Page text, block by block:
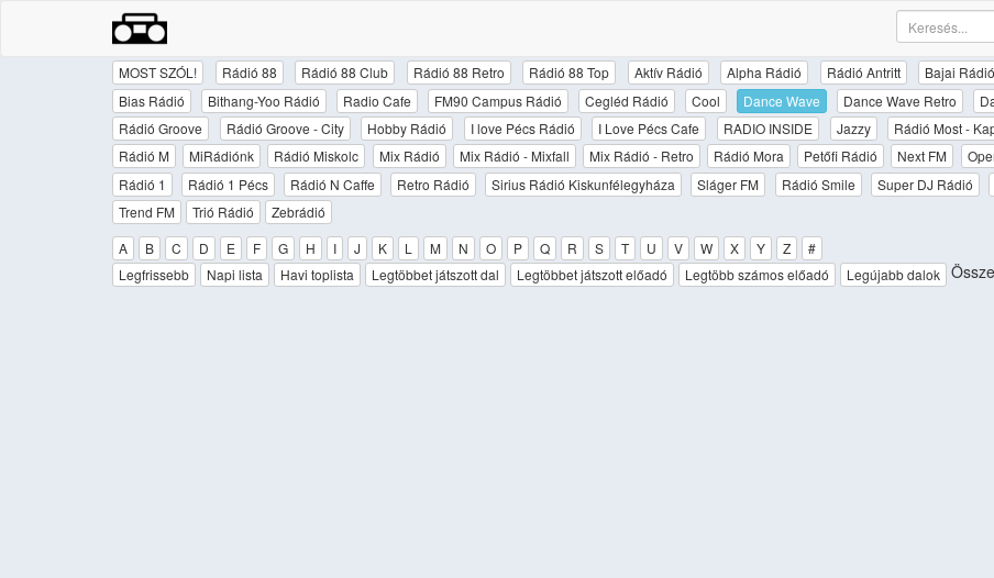
MOST SZÓL! Rádió 88 Rádió 88 Club Rádió 88 Retro Rádió 88 Top Aktív Rádió Alpha Rádió Rádió Antritt Bajai Rádió
Bias Rádió
Bithang-Yoo Rádió Radio Cafe FM90 Campus Rádió Cegléd Rádió Cool Dance Wave Dance Wave Retro
Rádió Groove
Rádió Groove - City Hobby Rádió I love Pécs Rádió I Love Pécs Cafe RADIO INSIDE Jazzy Rádió Most -
Rádió M
MiRádiónk Rádió Miskolc Mix Rádió Mix Rádió - Mixfall Mix Rádió - Retro Rádió Mora Petőfi Rádió Next FM
Rádió 1
Rádió 1 Pécs Rádió N Caffe Retro Rádió Sirius Rádió Kiskunfélegyháza Sláger FM Rádió Smile Super DJ Rádió
Trend FM
Trió Rádió
Zebrádió
A
B C D E F G H I J K L M N O P Q R S T U V W X Y Z
#
Legfrissebb
Napi lista Havi toplista Legtöbbet játszott dal Legtöbbet játszott előadó Legtöbb számos előadó Legújabb dalok